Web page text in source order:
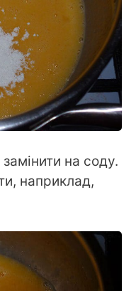
на соду.
наприклад,